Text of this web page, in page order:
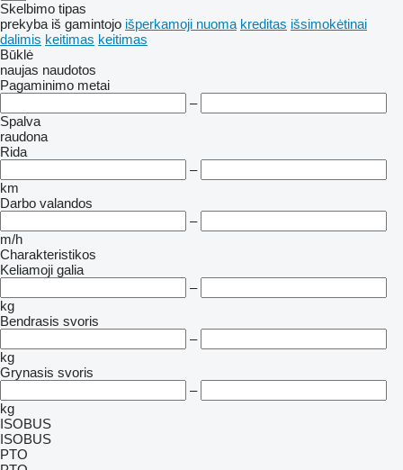
Skelbimo tipas
prekyba iš gamintojo išperkamoji nuoma kreditas išsimokėtinai
dalimis keitimas keitimas
Būklė
naujas naudotos
Pagaminimo metai
–
Spalva
raudona
Rida
–
km
Darbo valandos
–
m/h
Charakteristikos
Keliamoji galia
–
kg
Bendrasis svoris
–
kg
Grynasis svoris
–
kg
ISOBUS
ISOBUS
PTO